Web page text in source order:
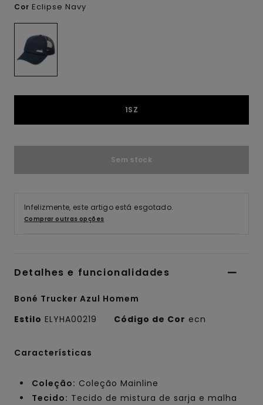
Cor Eclipse Navy
1SZ
Sem stock
Infelizmente, este artigo está esgotado.
Comprar outras opções
Detalhes e funcionalidades
Boné Trucker Azul Homem
Estilo ELYHA00219 Código de Cor ecn
Características
Coleção: Coleção Mainline
Tecido: Tecido de mistura de sarja e malha